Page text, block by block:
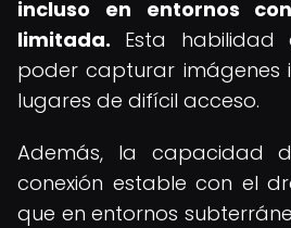
incluso en entornos
limitada. Esta habilidad
poder capturar imágenes
lugares de difícil acceso.
Además, la capacidad
conexión estable con el
que en entornos